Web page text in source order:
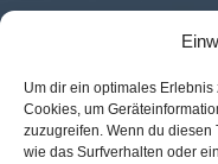
Um dir ein optimales
Cookies, um
zuzugreifen. Wenn du diesen
wie das Surfverhalten oder
Kassenlose Läden
eCommerce
Logistik
Digital